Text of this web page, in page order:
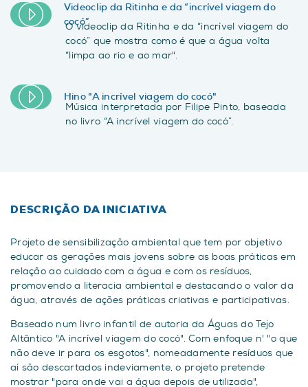
Videoclip da Ritinha e da “incrível viagem do
cocó”
O videoclip da Ritinha e da “incrível viagem do
cocó” que mostra como é que a água volta
“limpa ao rio e ao mar".
Hino "A incrível viagem do cocó"
Música interpretada por Filipe Pinto, baseada
no livro “A incrível viagem do cocó”.
DESCRIÇÃO DA INICIATIVA
Projeto de sensibilização ambiental que tem por objetivo
educar as gerações mais jovens sobre as boas práticas em
relação ao cuidado com a água e com os resíduos,
promovendo a literacia ambiental e destacando o valor da
água, através de ações práticas criativas e participativas.
Baseado num livro infantil de autoria da Águas do Tejo
Altântico "A incrível viagem do cocó". Com enfoque n' "o que
não deve ir para os esgotos", nomeadamente resíduos que
aí são descartados indeviamente, o projeto pretende
mostrar "para onde vai a água depois de utilizada",